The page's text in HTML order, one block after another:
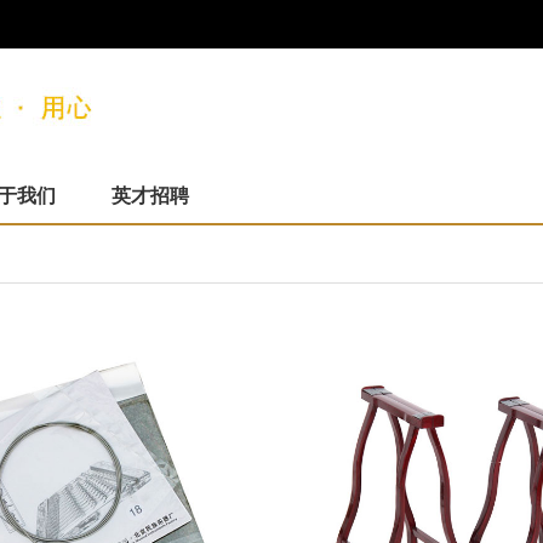
我们 英才招聘